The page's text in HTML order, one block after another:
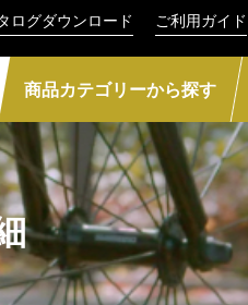
ログダウンロード ご利用ガイド
商品カテゴリーから探す